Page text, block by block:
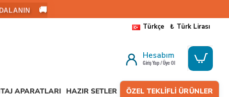
🚚
Türkçe ₺ Türk Lirası
Hesabım
Giriş Yap / Üye Ol
APARATLARI HAZIR SETLER ÖZEL TEKLIFLI ÜRÜNLER